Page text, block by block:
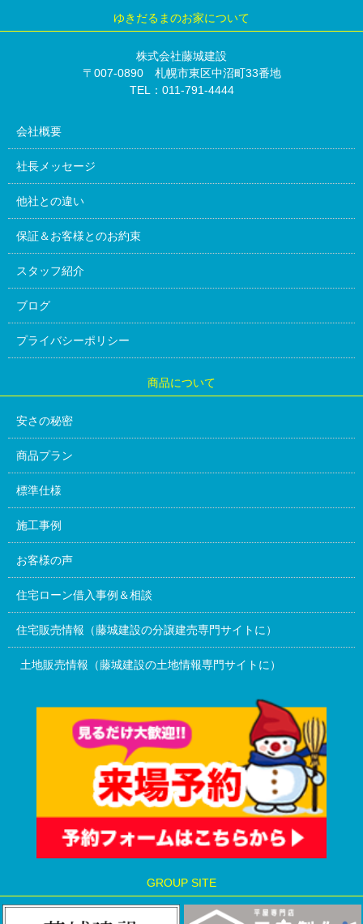
ゆきだるまのお家について
株式会社藤城建設
〒007-0890 札幌市東区中沼町33番地
TEL：011-791-4444
会社概要
社長メッセージ
他社との違い
保証＆お客様とのお約束
スタッフ紹介
ブログ
プライバシーポリシー
商品について
安さの秘密
商品プラン
標準仕様
施工事例
お客様の声
住宅ローン借入事例＆相談
住宅販売情報（藤城建設の分譲建売専門サイトに）
土地販売情報（藤城建設の土地情報専門サイトに）
GROUP SITE